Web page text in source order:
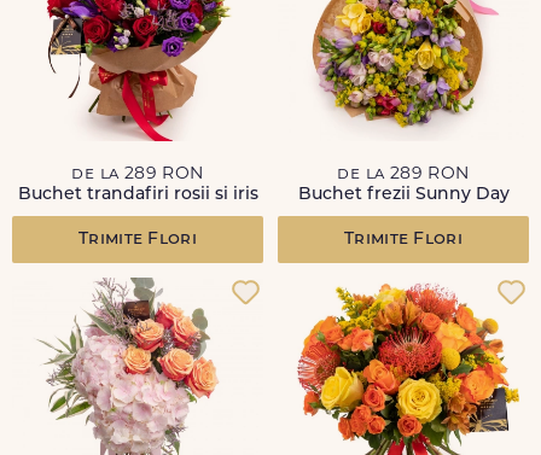
de la 289 RON
Buchet trandafiri rosii si iris
Trimite Flori
de la 289 RON
Buchet frezii Sunny Day
Trimite Flori